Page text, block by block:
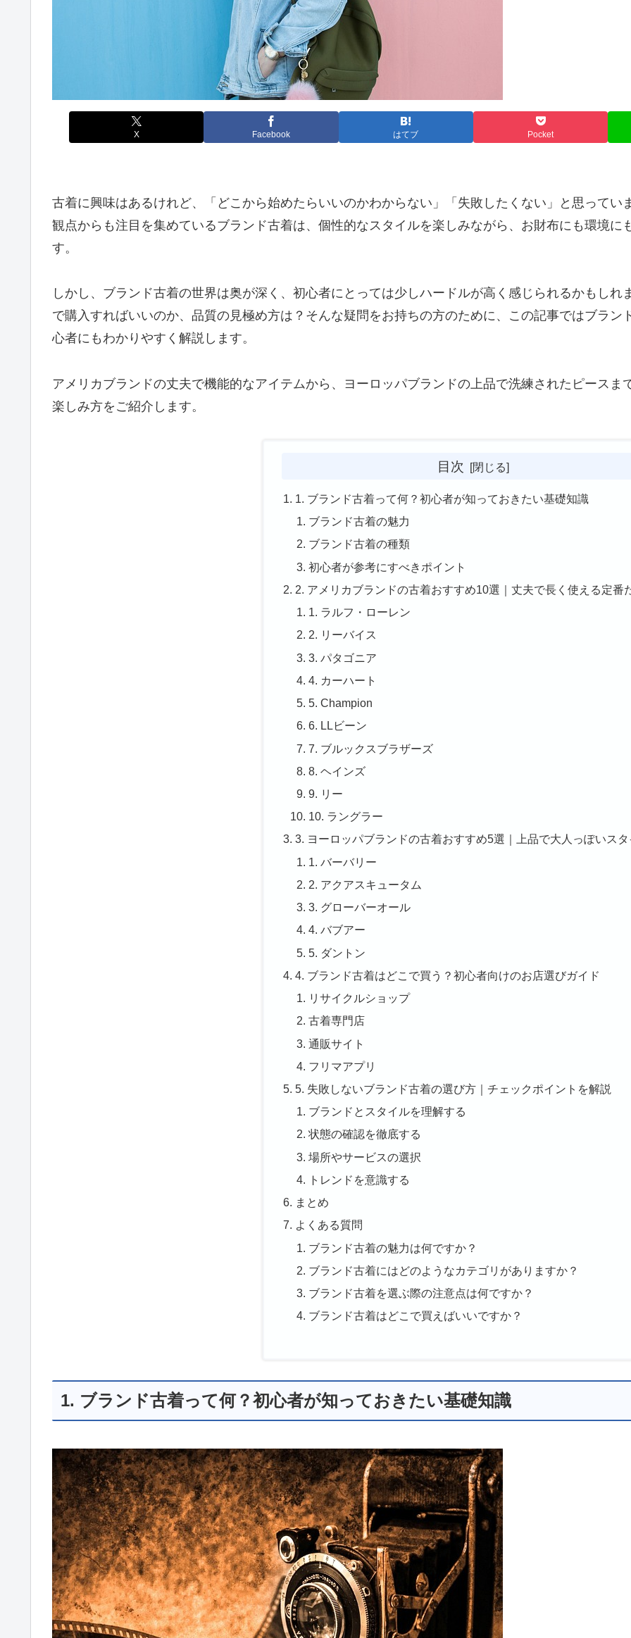
X Facebook はてブ Pocket
古着に興味はあるけれど、「どこから始めたらいいのかわからない」「失敗したくない」と思って
観点からも注目を集めているブランド古着は、個性的なスタイルを楽しみながら、お財布にも環境
す。
しかし、ブランド古着の世界は奥が深く、初心者にとっては少しハードルが高く感じられるかもし
で購入すればいいのか、品質の見極め方は？そんな疑問をお持ちの方のために、この記事ではブラ
心者にもわかりやすく解説します。
アメリカブランドの丈夫で機能的なアイテムから、ヨーロッパブランドの上品で洗練されたピース
楽しみ方をご紹介します。
目次
1. ブランド古着って何？初心者が知っておきたい基礎知識
ブランド古着の魅力
ブランド古着の種類
初心者が参考にすべきポイント
2. アメリカブランドの古着おすすめ10選｜丈夫で長く使える定番
1. ラルフ・ローレン
2. リーバイス
3. パタゴニア
4. カーハート
5. Champion
6. LLビーン
7. ブルックスブラザーズ
8. ヘインズ
9. リー
10. ラングラー
3. ヨーロッパブランドの古着おすすめ5選｜上品で大人っぽいス
1. バーバリー
2. アクアスキュータム
3. グローバーオール
4. バブアー
5. ダントン
4. ブランド古着はどこで買う？初心者向けのお店選びガイド
リサイクルショップ
古着専門店
通販サイト
フリマアプリ
5. 失敗しないブランド古着の選び方｜チェックポイントを解説
ブランドとスタイルを理解する
状態の確認を徹底する
場所やサービスの選択
トレンドを意識する
まとめ
よくある質問
ブランド古着の魅力は何ですか？
ブランド古着にはどのようなカテゴリがありますか？
ブランド古着を選ぶ際の注意点は何ですか？
ブランド古着はどこで買えばいいですか？
1. ブランド古着って何？初心者が知っておきたい基礎知識